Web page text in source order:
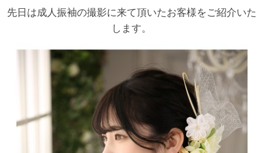
先日は成人振袖の撮影に来て頂いたお客様をご紹介いた
します。